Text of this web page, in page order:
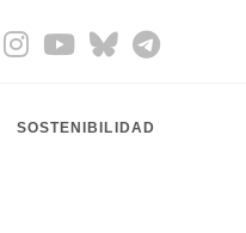
SOSTENIBILIDAD